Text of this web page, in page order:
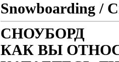
Snowboarding /
СНОУБОРД
КАК ВЫ